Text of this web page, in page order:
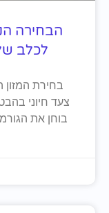
הבחירה
לכלב
בחירת המזון
צעד חיוני
בוחן את